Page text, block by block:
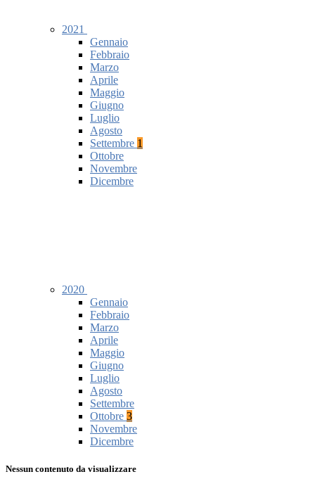
2021
Gennaio
Febbraio
Marzo
Aprile
Maggio
Giugno
Luglio
Agosto
Settembre 1
Ottobre
Novembre
Dicembre
2020
Gennaio
Febbraio
Marzo
Aprile
Maggio
Giugno
Luglio
Agosto
Settembre
Ottobre 3
Novembre
Dicembre
Nessun contenuto da visualizzare